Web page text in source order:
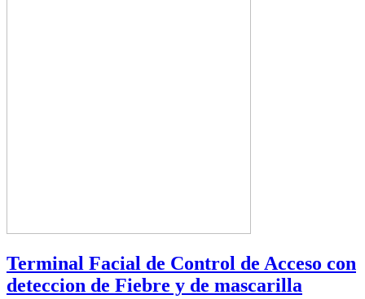
Terminal Facial de Control de Acceso con
deteccion de Fiebre y de mascarilla